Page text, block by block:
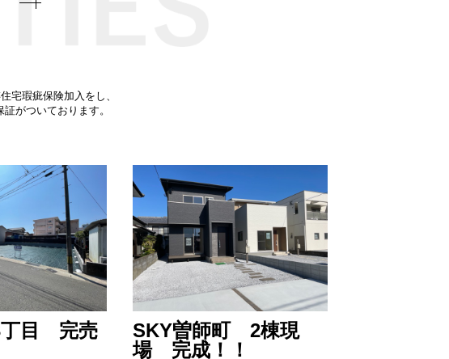
宅瑕疵保険加入をし、
がついております。
丁目 完売
SKY曽師町 2棟現
場 完成！！